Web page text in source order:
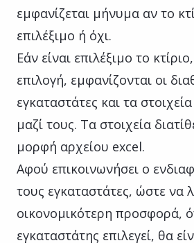
εμφανίζεται μήνυμα αν το
επιλέξιμο ή όχι.
Εάν είναι επιλέξιμο το
επιλογή, εμφανίζονται οι
εγκαταστάτες και τα
μαζί τους. Τα στοιχεία
μορφή αρχείου excel.
Αφού επικοινωνήσει ο
τους εγκαταστάτες, ώστε να
οικονομικότερη προσφορά,
εγκαταστάτης επιλεγεί, θα